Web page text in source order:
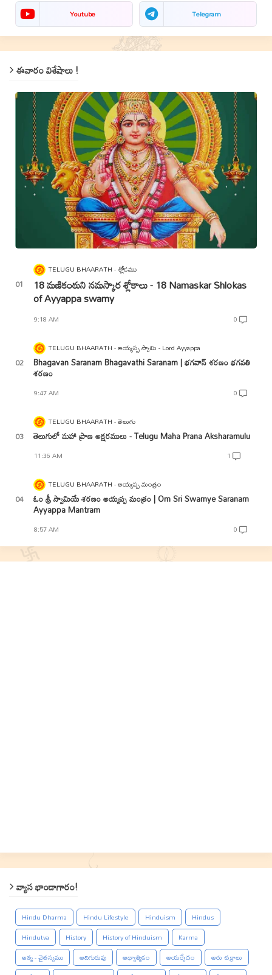
Youtube Telegram
ఈవారం విశేషాలు !
TELUGU BHAARATH శ్లోకము
18 మణికంఠుని నమస్కార శ్లోకాలు - 18 Namaskar Shlokas
of Ayyappa swamy
9:18 AM 0
TELUGU BHAARATH అయ్యప్ప స్వామి - Lord Ayyappa
Bhagavan Saranam Bhagavathi Saranam | భగవాన్ శరణం భగవతి
శరణం
9:47 AM 0
TELUGU BHAARATH తెలుగు
తెలుగులో మహా ప్రాణ అక్షరములు - Telugu Maha Prana Aksharamulu
11:36 AM 1
TELUGU BHAARATH అయ్యప్ప మంత్రం
ఓం శ్రీ స్వామియే శరణం అయ్యప్ప మంత్రం | Om Sri Swamye Saranam
Ayyappa Mantram
8:57 AM 0
వ్యాస భాండాగారం!
Hindu Dharma Hindu Lifestyle Hinduism
Hindus
Hindutva
History History of Hinduism
Karma
ఆత్మ - చైతన్యము
ఆదిగురువు ఆధ్యాత్మికం ఆయర్వేదం
ఆరు చక్రాలు